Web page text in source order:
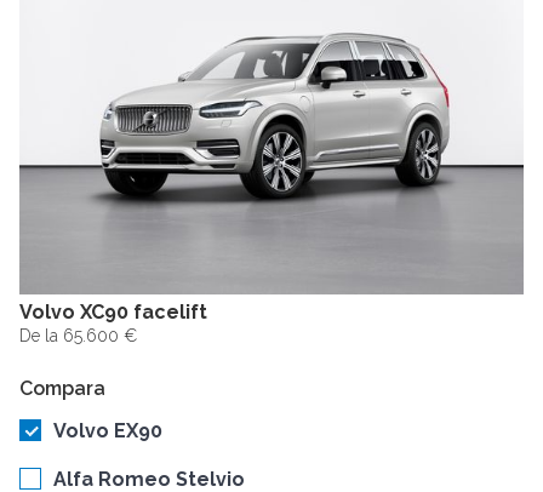
Volvo XC90 facelift
De la 65.600 €
Compara
Volvo EX90
Alfa Romeo Stelvio